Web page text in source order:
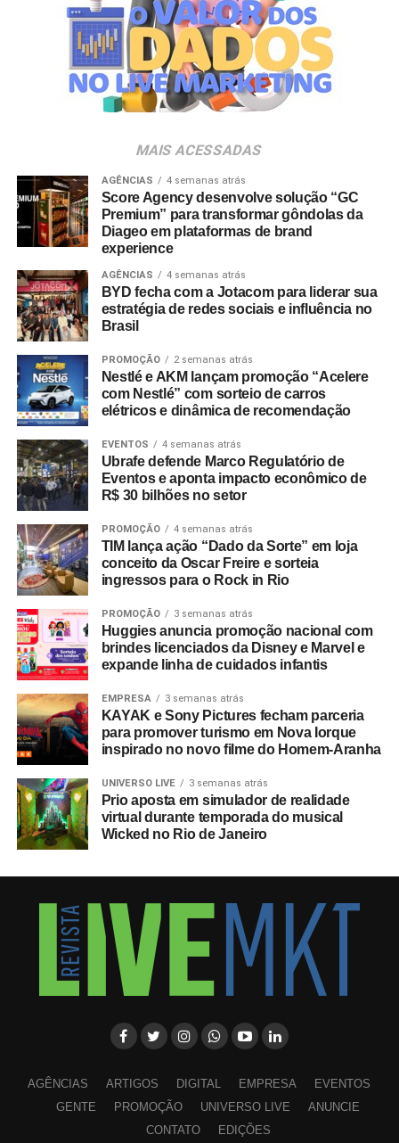
MAIS ACESSADAS
AGÊNCIAS 4 semanas atrás
Score Agency desenvolve solução “GC
Premium” para transformar gôndolas da
Diageo em plataformas de brand
experience
AGÊNCIAS 4 semanas atrás
BYD fecha com a Jotacom para liderar sua
estratégia de redes sociais e influência no
Brasil
PROMOÇÃO 2 semanas atrás
Nestlé e AKM lançam promoção “Acelere
com Nestlé” com sorteio de carros
elétricos e dinâmica de recomendação
EVENTOS 4 semanas atrás
Ubrafe defende Marco Regulatório de
Eventos e aponta impacto econômico de
R$ 30 bilhões no setor
PROMOÇÃO 4 semanas atrás
TIM lança ação “Dado da Sorte” em loja
conceito da Oscar Freire e sorteia
ingressos para o Rock in Rio
PROMOÇÃO 3 semanas atrás
Huggies anuncia promoção nacional com
brindes licenciados da Disney e Marvel e
expande linha de cuidados infantis
EMPRESA 3 semanas atrás
KAYAK e Sony Pictures fecham parceria
para promover turismo em Nova Iorque
inspirado no novo filme do Homem-Aranha
UNIVERSO LIVE 3 semanas atrás
Prio aposta em simulador de realidade
virtual durante temporada do musical
Wicked no Rio de Janeiro
AGÊNCIAS ARTIGOS DIGITAL EMPRESA
EVENTOS
GENTE
PROMOÇÃO UNIVERSO LIVE
ANUNCIE
CONTATO
EDIÇÕES